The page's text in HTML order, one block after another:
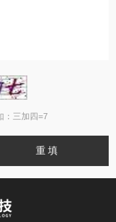
：三加四=7